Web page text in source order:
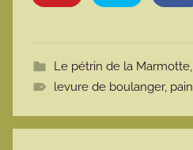
Le pétrin de la Marmotte,
levure de boulanger, pain